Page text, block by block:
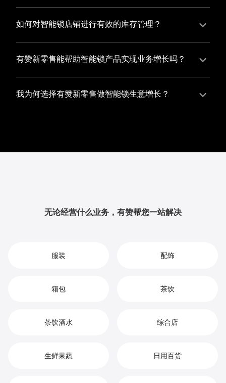
以帮助您增加客流量，赢得客户的青睐
有赞新零售一站式解决方案，包括有赞微商城、有赞私
域运营以及有赞小程序商城，将助您轻松打通线上线下
您的业务蓬勃发展，收获更多满意客户。
如何对智能锁店铺进行有效的库存管理？
您可以使用有赞的门店管理系统，它可以帮助您实现门
店数据的集中管理，包括订单管理、员工管理、库存管
有赞新零售能帮助智能锁产品实现业务增长吗？
有赞新零售作为业内领先的一站式解决方案，整合线上
线下渠道、提供多样化店铺搭建、会员营销和大数据分
我为何选择有赞新零售做智能锁生意增长？
无论经营什么业务，有赞帮您一站解决
服装 配饰
箱包 茶饮
茶饮酒水 综合店
生鲜果蔬 日用百货